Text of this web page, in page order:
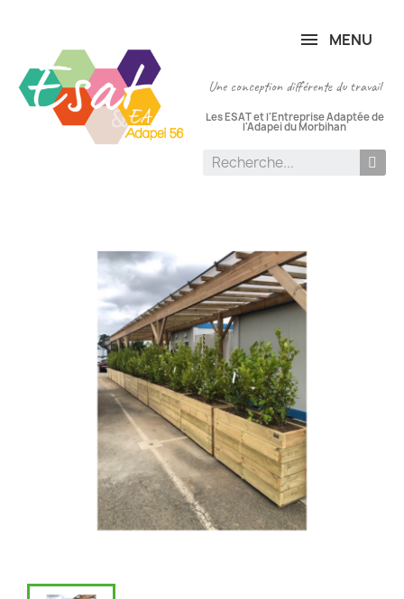
MENU
Une conception différente du travail
Les ESAT et l'Entreprise Adaptée de
l'Adapei du Morbihan